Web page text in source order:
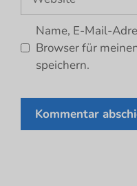
Name, E-Mail-
Browser für
speichern.